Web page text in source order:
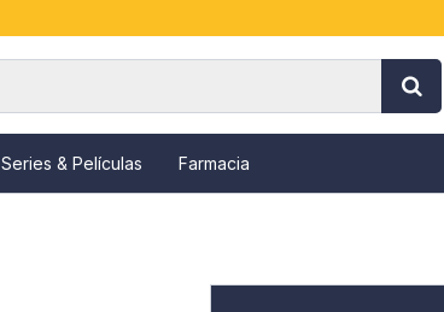
Series & Películas Farmacia